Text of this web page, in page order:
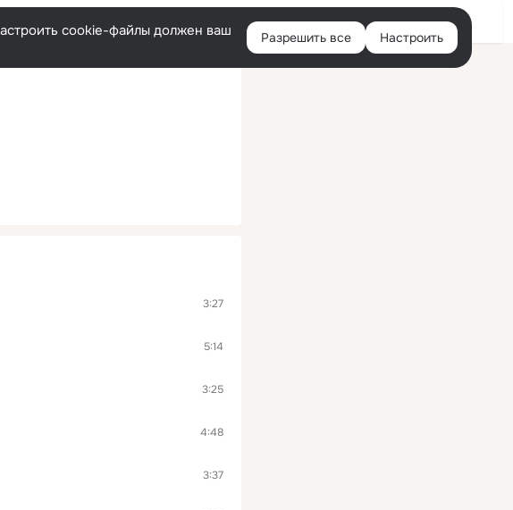
Войти
cookie-файлы должен ваш
Разрешить все Настроить
3:27
5:14
3:25
4:48
3:37